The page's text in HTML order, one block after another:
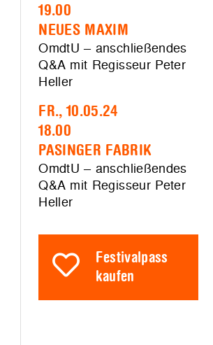
19.00
NEUES MAXIM
OmdtU – anschließendes
Q&A mit Regisseur Peter
Heller
FR., 10.05.24
18.00
PASINGER FABRIK
OmdtU – anschließendes
Q&A mit Regisseur Peter
Heller
Festivalpass
kaufen